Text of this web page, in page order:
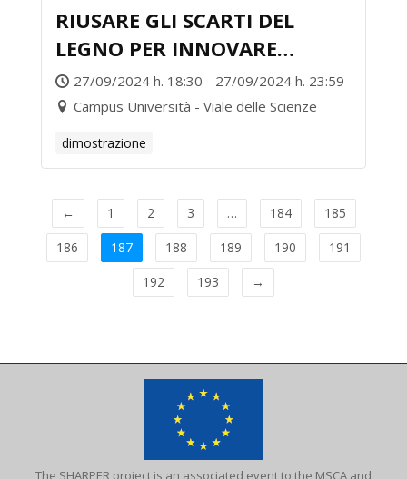
RIUSARE GLI SCARTI DEL
LEGNO PER INNOVARE
L’INDUSTRIA DEL MOBILE E
DELL’EDILIZIA: IL PROGETTO
PNRR “FORWARD” TRA
ECONOMIA CIRCOLARE E
27/09/2024 h. 18:30 - 27/09/2024 h. 23:59
Campus Università - Viale delle Scienze
dimostrazione
← 1 2 3 … 184
185
186
187 188 189 190
191
192
193 →
The SHARPER project is an associated event to the MSCA and